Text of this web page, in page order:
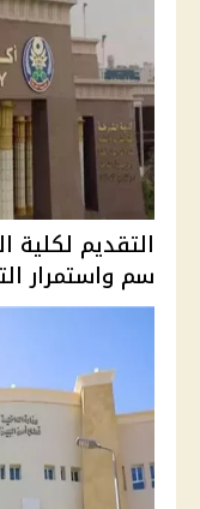
سم واستمرار